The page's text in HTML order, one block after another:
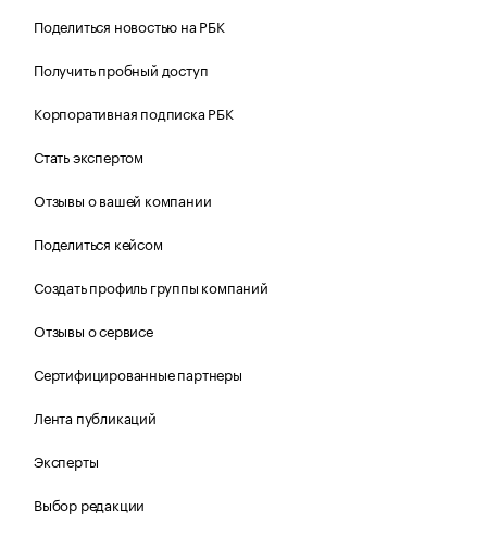
Поделиться новостью на РБК
Получить пробный доступ
Корпоративная подписка РБК
Стать экспертом
Отзывы о вашей компании
Поделиться кейсом
Создать профиль группы компаний
Отзывы о сервисе
Сертифицированные партнеры
Лента публикаций
Эксперты
Выбор редакции